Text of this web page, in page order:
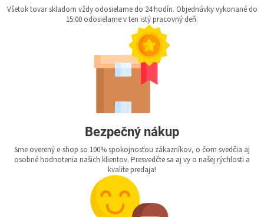
Všetok tovar skladom vždy odosielame do 24 hodín. Objednávky vykonané do
15:00 odosielame v ten istý pracovný deň.
Bezpečný nákup
Sme overený e-shop so 100% spokojnosťou zákazníkov, o čom svedčia aj
osobné hodnotenia našich klientov. Presvedčte sa aj vy o našej rýchlosti a
kvalite predaja!